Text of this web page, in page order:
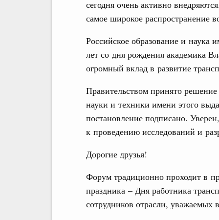
сегодня очень активно
самое широкое распространение
Российское образование и
лет со дня рождения академика
огромный вклад в развитие
Правительством принято
науки и техники имени этого
постановление подписано.
к проведению исследований и
Дорогие друзья!
Форум традиционно проходит в
праздника – Дня работника
сотрудников отрасли,